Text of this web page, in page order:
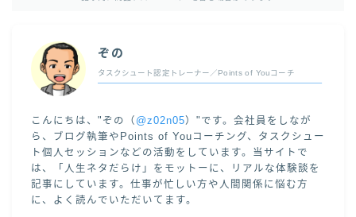
ぞの
タスクシュート認定トレーナー／Points of Youコーチ
こんにちは、"ぞの（ @z02n05）"です。会社員をしなが
ら、ブログ執筆やPoints of Youコーチング、タスクシュー
ト個人セッションなどの活動をしています。当サイトで
は、「人生ネタだらけ」をモットーに、リアルな体験談を
記事にしています。仕事が忙しい方や人間関係に悩む方
に、よく読んでいただいてます。